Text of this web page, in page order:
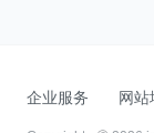
企业服务 网站